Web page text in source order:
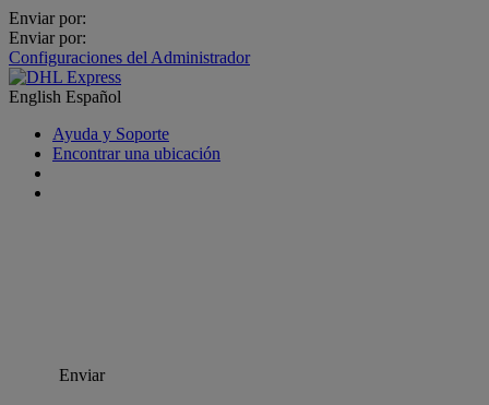
Enviar por:
Enviar por:
Configuraciones del Administrador
English Español
Ayuda y Soporte
Encontrar una ubicación
Enviar